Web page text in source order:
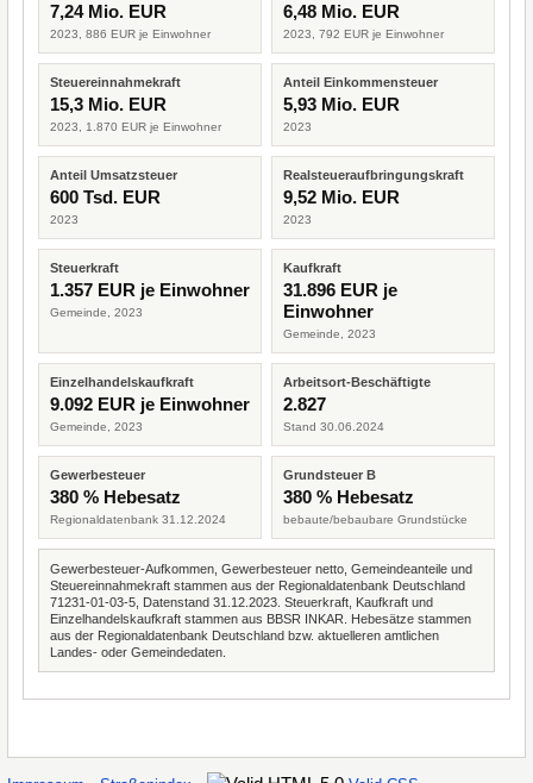
7,24 Mio. EUR
2023, 886 EUR je Einwohner
6,48 Mio. EUR
2023, 792 EUR je Einwohner
Steuereinnahmekraft
15,3 Mio. EUR
2023, 1.870 EUR je Einwohner
Anteil Einkommensteuer
5,93 Mio. EUR
2023
Anteil Umsatzsteuer
600 Tsd. EUR
2023
Realsteueraufbringungskraft
9,52 Mio. EUR
2023
Steuerkraft
1.357 EUR je Einwohner
Gemeinde, 2023
Kaufkraft
31.896 EUR je
Einwohner
Gemeinde, 2023
Einzelhandelskaufkraft
9.092 EUR je Einwohner
Gemeinde, 2023
Arbeitsort-Beschäftigte
2.827
Stand 30.06.2024
Gewerbesteuer
380 % Hebesatz
Regionaldatenbank 31.12.2024
Grundsteuer B
380 % Hebesatz
bebaute/bebaubare Grundstücke
Gewerbesteuer-Aufkommen, Gewerbesteuer netto, Gemeindeanteile und
Steuereinnahmekraft stammen aus der Regionaldatenbank Deutschland
71231-01-03-5, Datenstand 31.12.2023. Steuerkraft, Kaufkraft und
Einzelhandelskaufkraft stammen aus BBSR INKAR. Hebesätze stammen
aus der Regionaldatenbank Deutschland bzw. aktuelleren amtlichen
Landes- oder Gemeindedaten.